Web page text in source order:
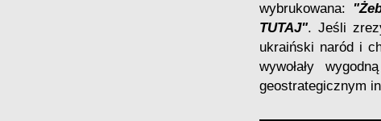
wybrukowana:
TUTAJ". Jeśli
ukraiński naród i
wywołały
geostrategicznym